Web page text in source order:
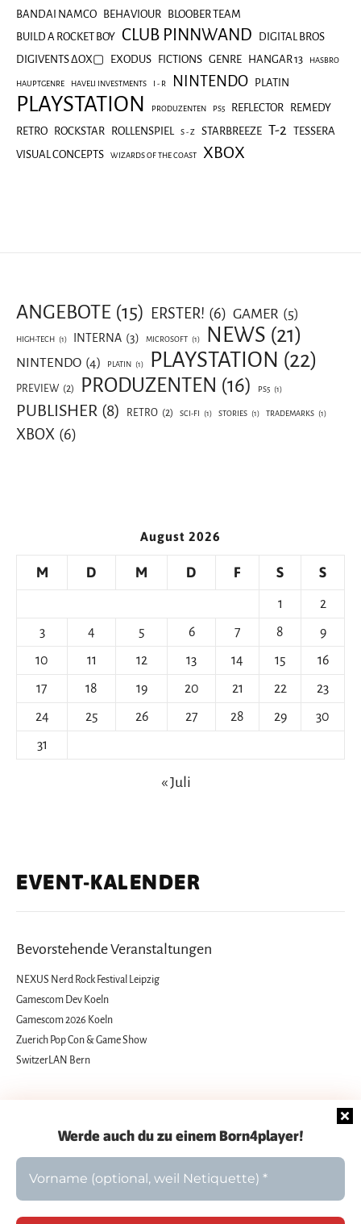
Werde auch du zu einem Born4player!
BANDAI NAMCO BEHAVIOUR BLOOBER TEAM
BUILD A ROCKET BOY CLUB PINNWAND
DIGITAL BROS
DIGIVENTS ΔOX▢
EXODUS FICTIONS GENRE HANGAR 13 HASBRO
HAUPTGENRE HAVELI INVESTMENTS I - R NINTENDO PLATIN
PLAYSTATION PRODUZENTEN PS5 REFLECTOR REMEDY
RETRO ROCKSTAR ROLLENSPIEL S - Z STARBREEZE T-2 TESSERA
VISUAL CONCEPTS
WIZARDS OF THE COAST XBOX
ANGEBOTE (15) ERSTER! (6) GAMER (5)
HIGH-TECH (1) INTERNA (3) MICROSOFT (1) NEWS (21)
NINTENDO (4) PLATIN (1) PLAYSTATION (22)
PREVIEW (2) PRODUZENTEN (16) PS5 (1)
PUBLISHER (8) RETRO (2) SCI-FI (1) STORIES (1) TRADEMARKS (1)
XBOX (6)
August 2026
M D M D F S S
1
2
3
4 5 6 7 8
9
10
11 12 13 14 15
16
17
18 19 20 21 22
23
24
25 26 27 28 29
30
31
« Juli
EVENT-KALENDER
Bevorstehende Veranstaltungen
NEXUS Nerd Rock Festival Leipzig
Gamescom Dev Koeln
Gamescom 2026 Koeln
Zuerich Pop Con & Game Show
SwitzerLAN Bern